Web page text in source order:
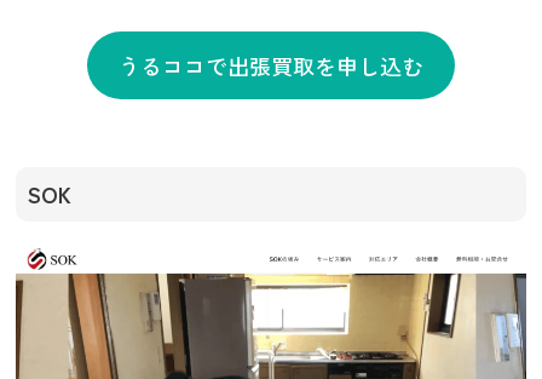
うるココで出張買取を申し込む
SOK